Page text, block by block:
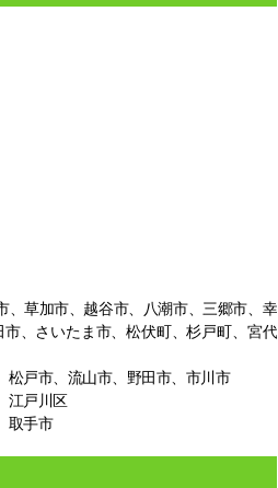
、草加市、越谷市、八潮市、三郷市、幸
市、さいたま市、松伏町、杉戸町、宮代
戸市、 流山市、野田市、市川市
江戸川区
取手市